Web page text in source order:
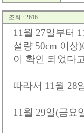
조회 : 2616
11월 27일부터
설량 50cm 이상
이 확인 되었다
따라서 11월 28
11월 29일(금요